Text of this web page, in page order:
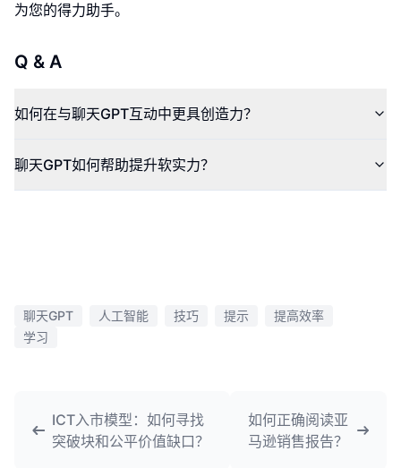
为您的得力助手。
Q & A
如何在与聊天GPT互动中更具创造力？
聊天GPT如何帮助提升软实力？
聊天GPT 人工智能 技巧 提示
提高效率
学习
ICT入市模型：如何寻找
突破块和公平价值缺口？
如何正确阅读亚
马逊销售报告？